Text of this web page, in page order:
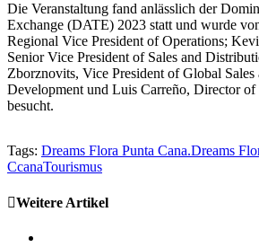
Die Veranstaltung fand anlässlich der
Exchange (DATE) 2023 statt und wurde
Regional Vice President of Operations;
Senior Vice President of Sales and
Zborznovits, Vice President of Global Sales
Development und Luis Carreño, Director
besucht.
Tags: Dreams Flora Punta Cana.Dreams
CcanaTourismus
Weitere Artikel